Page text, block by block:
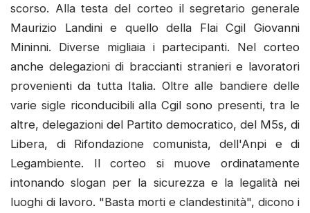
scorso. Alla testa del corteo il segretario generale
Maurizio Landini e quello della Flai Cgil Giovanni
Mininni. Diverse migliaia i partecipanti. Nel corteo
anche delegazioni di braccianti stranieri e lavoratori
provenienti da tutta Italia. Oltre alle bandiere delle
varie sigle riconducibili alla Cgil sono presenti, tra le
altre, delegazioni del Partito democratico, del M5s, di
Libera, di Rifondazione comunista, dell'Anpi e di
Legambiente. Il corteo si muove ordinatamente
intonando slogan per la sicurezza e la legalità nei
luoghi di lavoro. "Basta morti e clandestinità", dicono i